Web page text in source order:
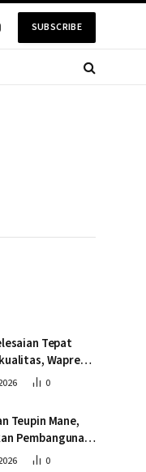
SUBSCRIBE
Tepat
Wapres
Jembatan
0
Teupin Mane,
Pembangunan
Tepat
0